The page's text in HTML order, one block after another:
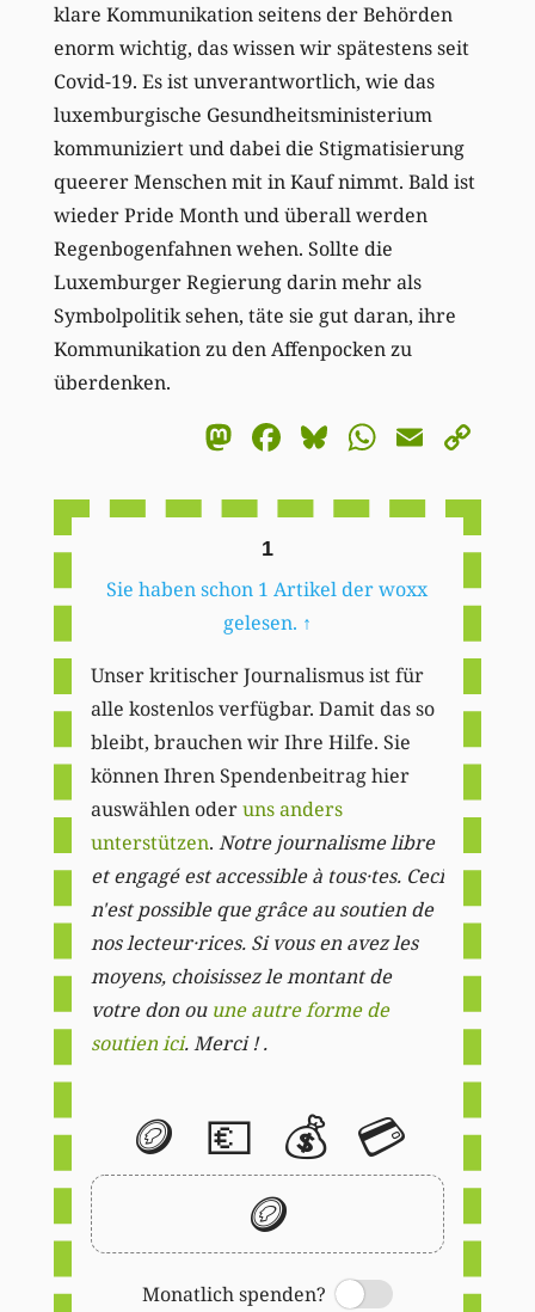
klare Kommunikation seitens der Behörden
enorm wichtig, das wissen wir spätestens seit
Covid-19. Es ist unverantwortlich, wie das
luxemburgische Gesundheitsministerium
kommuniziert und dabei die Stigmatisierung
queerer Menschen mit in Kauf nimmt. Bald ist
wieder Pride Month und überall werden
Regenbogenfahnen wehen. Sollte die
Luxemburger Regierung darin mehr als
Symbolpolitik sehen, täte sie gut daran, ihre
Kommunikation zu den Affenpocken zu
überdenken.
Mastodon
Facebook
BlueskyEmail
1
Sie haben schon 1 Artikel der woxx
gelesen. ↑
Unser kritischer Journalismus ist für
alle kostenlos verfügbar. Damit das so
bleibt, brauchen wir Ihre Hilfe. Sie
können Ihren Spendenbeitrag hier
auswählen oderuns anders
unterstützen. Notre journalisme libre
et engagé est accessible à tous·tes. Ceci
n'est possible que grâce au soutien de
nos lecteur·rices. Si vous en avez les
moyens, choisissez le montant de
votre don ou une autre forme de
soutien ici. Merci ! .
🪙 💶 💰 💳
🪙
Monatlich spenden?
Switch